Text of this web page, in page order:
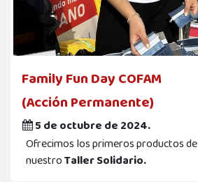
Family Fun Day COFAM
(Acción Permanente)
5 de octubre de 2024.
Ofrecimos los primeros productos de
nuestroTaller Solidario.